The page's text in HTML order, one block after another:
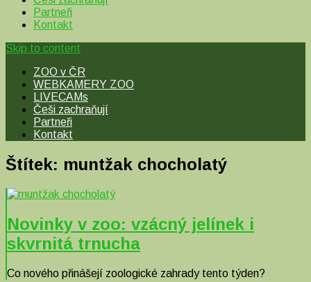
Partneři
Kontakt
Skip to content
ZOO v ČR
WEBKAMERY ZOO
LIVECAMs
Češi zachraňují
Partneři
Kontakt
Štítek: muntžak chocholatý
Novinky v zoo: vzácný jelínek i
skvrnitá trnucha
Co nového přinášejí zoologické zahrady tento týden?